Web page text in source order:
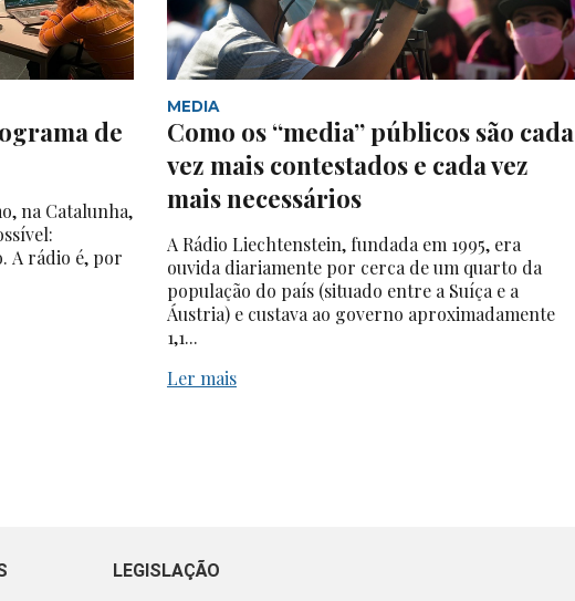
de
na Catalunha,
A rádio é, por
MEDIA
Como os “media” públicos são cada
vez mais contestados e cada vez
mais necessários
A Rádio Liechtenstein, fundada em 1995, era
ouvida diariamente por cerca de um quarto da
população do país (situado entre a Suíça e a
Áustria) e custava ao governo aproximadamente
1,1...
Ler mais
LEGISLAÇÃO